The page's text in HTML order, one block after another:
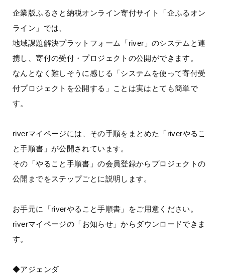
企業版ふるさと納税オンライン寄付サイト「企ふるオン
ライン」では、
地域課題解決プラットフォーム「river」のシステムと連
携し、寄付の受付・プロジェクトの公開ができます。
なんとなく難しそうに感じる「システムを使って寄付受
付プロジェクトを公開する」ことは実はとても簡単で
す。
riverマイページには、その手順をまとめた「riverやるこ
と手順書」が公開されています。
その「やること手順書」の会員登録からプロジェクトの
公開までをステップごとに説明します。
お手元に「riverやること手順書」をご用意ください。
riverマイページの「お知らせ」からダウンロードできま
す。
◆アジェンダ